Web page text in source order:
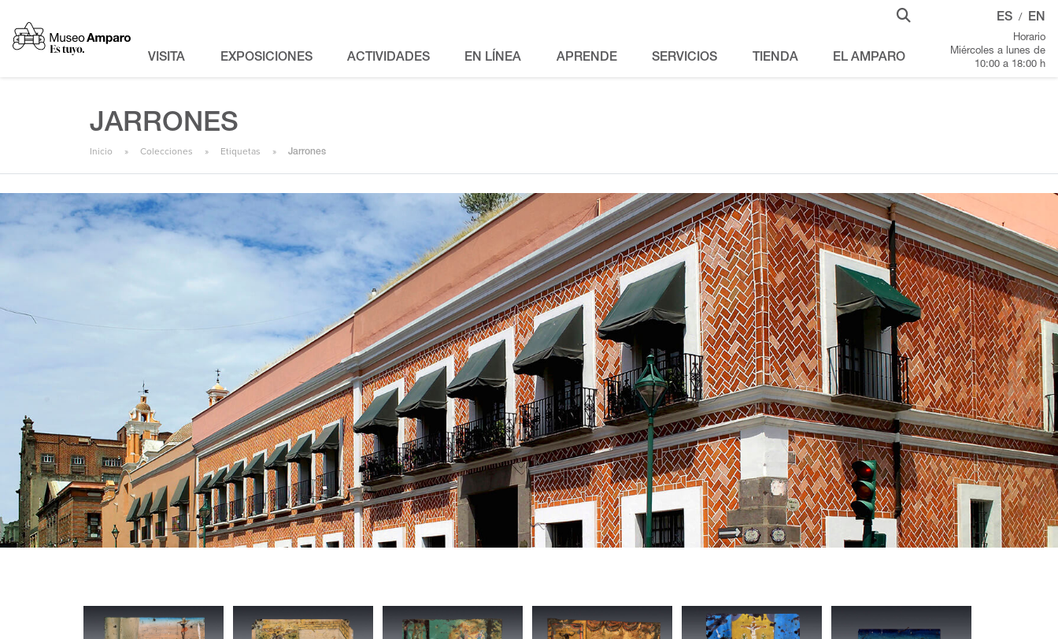
VISITA EXPOSICIONES ACTIVIDADES EN LÍNEA APRENDE SERVICIOS TIENDA EL AMPARO
ES / EN
Horario
Miércoles a lunes de
10:00 a 18:00 h
JARRONES
Inicio Colecciones Etiquetas Jarrones